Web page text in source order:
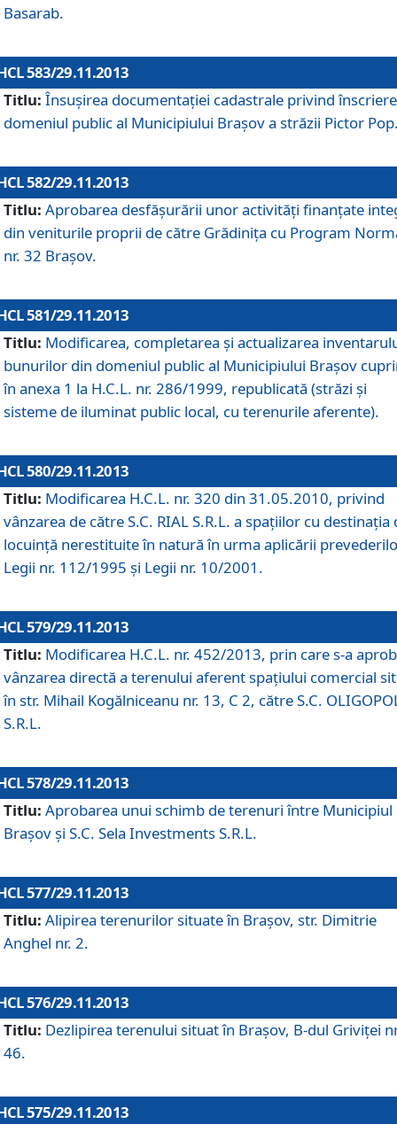
Basarab.
583/29.11.2013
Titlu: Însuşirea documentaţiei cadastrale privind
domeniul public al Municipiului Braşov a străzii Pictor
582/29.11.2013
Titlu: Aprobarea desfăşurării unor activităţi finanţate
din veniturile proprii de către Grădiniţa cu Program
nr. 32 Braşov.
581/29.11.2013
Titlu: Modificarea, completarea şi actualizarea
bunurilor din domeniul public al Municipiului Braşov
în anexa 1 la H.C.L. nr. 286/1999, republicată (străzi şi
sisteme de iluminat public local, cu terenurile aferente).
580/29.11.2013
Titlu: Modificarea H.C.L. nr. 320 din 31.05.2010, privind
vânzarea de către S.C. RIAL S.R.L. a spaţiilor cu destinaţia
locuinţă nerestituite în natură în urma aplicării
Legii nr. 112/1995 şi Legii nr. 10/2001.
579/29.11.2013
Titlu: Modificarea H.C.L. nr. 452/2013, prin care s-a
vânzarea directă a terenului aferent spaţiului comercial
în str. Mihail Kogălniceanu nr. 13, C 2, către S.C.
S.R.L.
578/29.11.2013
Titlu: Aprobarea unui schimb de terenuri între Municipiul
Braşov şi S.C. Sela Investments S.R.L.
577/29.11.2013
Titlu: Alipirea terenurilor situate în Braşov, str. Dimitrie
Anghel nr. 2.
576/29.11.2013
Titlu: Dezlipirea terenului situat în Braşov, B-dul Griviţei
46.
575/29.11.2013